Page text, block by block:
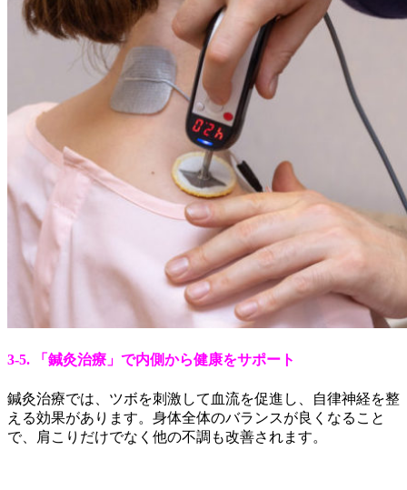
3-5. 「鍼灸治療」で内側から健康をサポート
鍼灸治療では、ツボを刺激して血流を促進し、自律神経を整
える効果があります。身体全体のバランスが良くなること
で、肩こりだけでなく他の不調も改善されます。